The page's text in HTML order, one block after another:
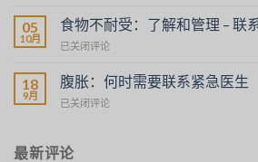
que
faire
?
chez
les
Personnes
Prévention
et
05
10月
食物不耐受：了解和管理 – 联
Intolérances
:
Comprendre
et
faire
已关闭评论
18
9月
腹胀：何时需要联系紧急医生
Distension
Quand
已关闭评论
最新评论